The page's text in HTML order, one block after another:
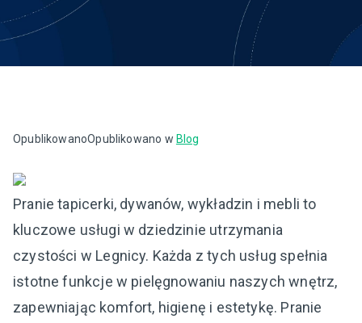
OpublikowanoOpublikowano w Blog
Pranie tapicerki, dywanów, wykładzin i mebli to
kluczowe usługi w dziedzinie utrzymania
czystości w Legnicy. Każda z tych usług spełnia
istotne funkcje w pielęgnowaniu naszych wnętrz,
zapewniając komfort, higienę i estetykę. Pranie